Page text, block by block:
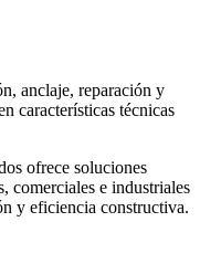
anclaje, reparación y
características técnicas
ofrece soluciones
comerciales e industriales
y eficiencia constructiva.